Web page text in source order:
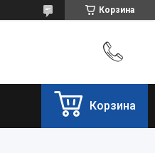
Корзина
Корзина